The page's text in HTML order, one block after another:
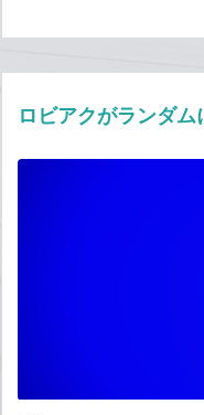
ロビアクがランダ